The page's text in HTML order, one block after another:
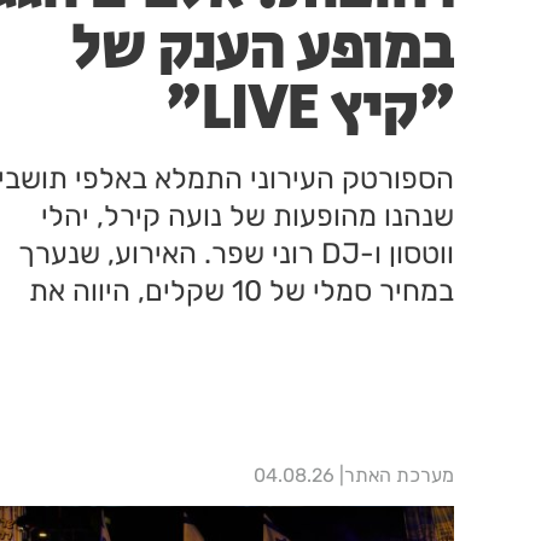
במופע הענק של
"קיץ LIVE"
הספורטק העירוני התמלא באלפי
שנהנו מהופעות של נועה קירל, יהלי
ווטסון ו-DJ רוני שפר. האירוע, שנערך
במחיר סמלי של 10 שקלים, היווה את
מערכת האתר 04.08.26